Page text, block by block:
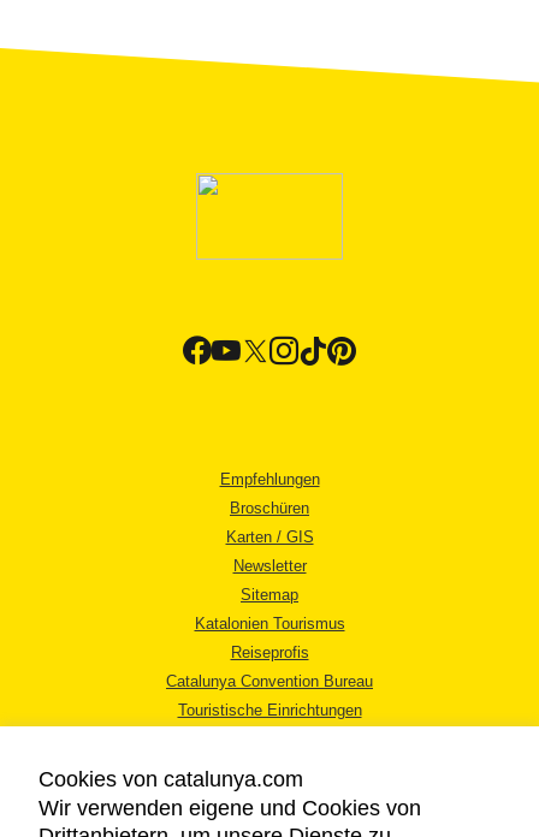
Empfehlungen
Broschüren
Karten / GIS
Newsletter
Sitemap
Katalonien Tourismus
Reiseprofis
Catalunya Convention Bureau
Touristische Einrichtungen
Cookies von catalunya.com
Wir verwenden eigene und Cookies von